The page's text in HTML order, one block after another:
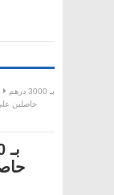
بـ 3000 درهم